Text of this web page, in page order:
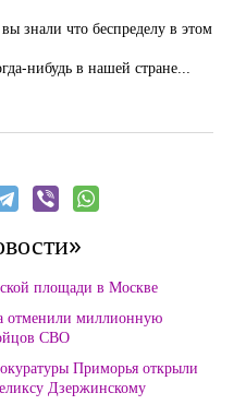
знали что беспределу в этом
нибудь в нашей стране...
площади в Москве
отменили миллионную
СВО
Приморья открыли
Дзержинскому